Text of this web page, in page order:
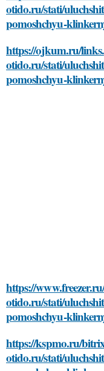
otido.ru/stati/
pomoshchyu-
https://ojkum.ru/
otido.ru/stati/
pomoshchyu-
https://
otido.ru/stati/
pomoshchyu-
https://kspmo.ru/
otido.ru/stati/